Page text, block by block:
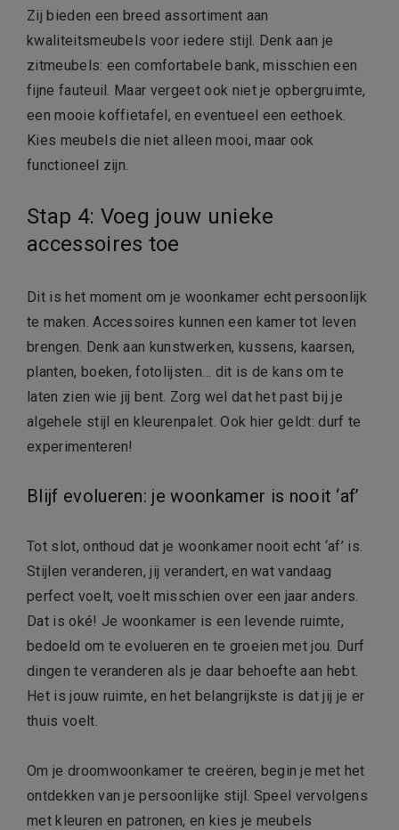
Zij bieden een breed assortiment aan
kwaliteitsmeubels voor iedere stijl. Denk aan je
zitmeubels: een comfortabele bank, misschien een
fijne fauteuil. Maar vergeet ook niet je opbergruimte,
een mooie koffietafel, en eventueel een eethoek.
Kies meubels die niet alleen mooi, maar ook
functioneel zijn.
Stap 4: Voeg jouw unieke
accessoires toe
Dit is het moment om je woonkamer echt persoonlijk
te maken. Accessoires kunnen een kamer tot leven
brengen. Denk aan kunstwerken, kussens, kaarsen,
planten, boeken, fotolijsten… dit is de kans om te
laten zien wie jij bent. Zorg wel dat het past bij je
algehele stijl en kleurenpalet. Ook hier geldt: durf te
experimenteren!
Blijf evolueren: je woonkamer is nooit ‘af’
Tot slot, onthoud dat je woonkamer nooit echt ‘af’ is.
Stijlen veranderen, jij verandert, en wat vandaag
perfect voelt, voelt misschien over een jaar anders.
Dat is oké! Je woonkamer is een levende ruimte,
bedoeld om te evolueren en te groeien met jou. Durf
dingen te veranderen als je daar behoefte aan hebt.
Het is jouw ruimte, en het belangrijkste is dat jij je er
thuis voelt.
Om je droomwoonkamer te creëren, begin je met het
ontdekken van je persoonlijke stijl. Speel vervolgens
met kleuren en patronen, en kies je meubels